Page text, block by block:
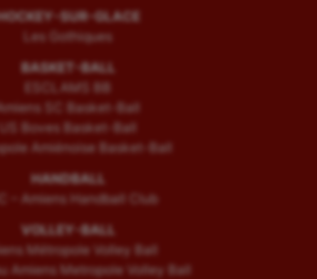
SUR-GLACE
Les Gothiques
BASKET-BALL
ESCLAMS BB
SC Basket-Ball
US Boves Basket-Ball
Amiénoise Basket-Ball
HANDBALL
– Amiens Handball Club
VOLLEY-BALL
Métropole Volley Ball
Amiens Metropole Volley Ball